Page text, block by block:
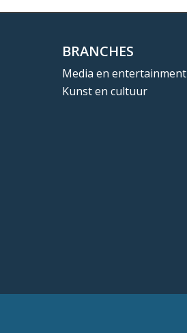
BRANCHES
Media en entertainment
Kunst en cultuur